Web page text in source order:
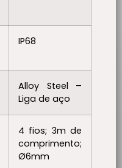
IP68
Alloy Steel –
Liga de aço
4 fios; 3m de
comprimento;
Ø6mm